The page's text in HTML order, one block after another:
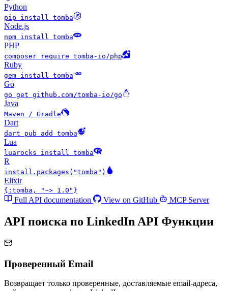
Python
pip install tomba
Node.js
npm install tomba
PHP
composer require tomba-io/php
Ruby
gem install tomba
Go
go get github.com/tomba-io/go
Java
Maven / Gradle
Dart
dart pub add tomba
Lua
luarocks install tomba
R
install.packages("tomba")
Elixir
{:tomba, "~> 1.0"}
Full API documentation View on GitHub MCP Server
API поиска по LinkedIn API Функции
Проверенный Email
Возвращает только проверенные, доставляемые email-адреса,